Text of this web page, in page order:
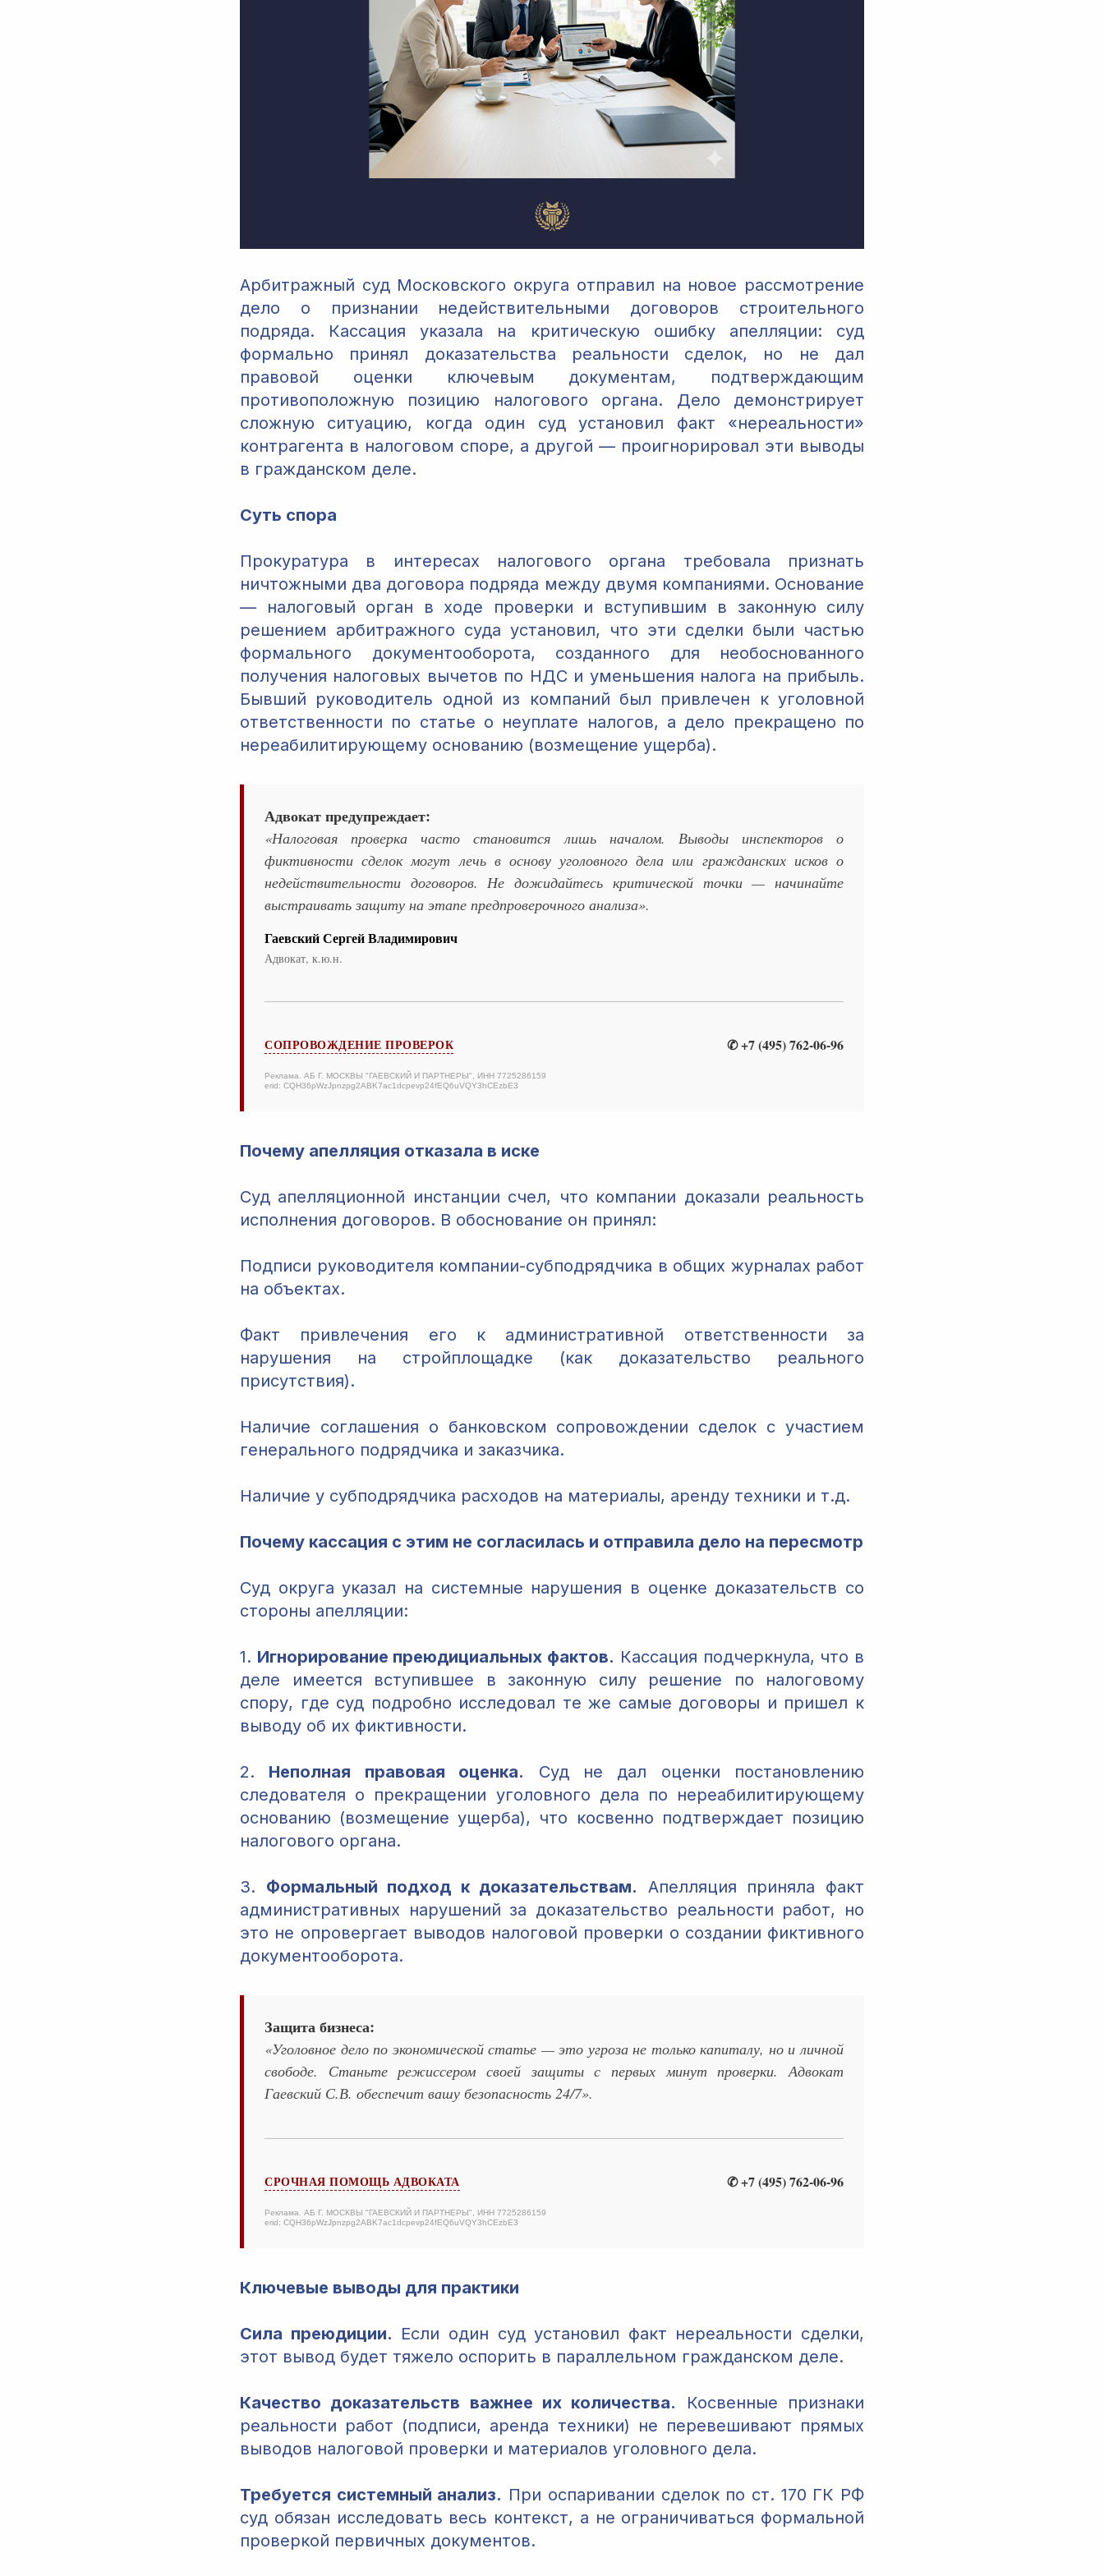
Арбитражный суд Московского округа отправил на новое рассмотрение
дело о признании недействительными договоров строительного
подряда. Кассация указала на критическую ошибку апелляции: суд
формально принял доказательства реальности сделок, но не дал
правовой оценки ключевым документам, подтверждающим
противоположную позицию налогового органа. Дело демонстрирует
сложную ситуацию, когда один суд установил факт «нереальности»
контрагента в налоговом споре, а другой — проигнорировал эти выводы
в гражданском деле.
Суть спора
Прокуратура в интересах налогового органа требовала признать
ничтожными два договора подряда между двумя компаниями. Основание
— налоговый орган в ходе проверки и вступившим в законную силу
решением арбитражного суда установил, что эти сделки были частью
формального документооборота, созданного для необоснованного
получения налоговых вычетов по НДС и уменьшения налога на прибыль.
Бывший руководитель одной из компаний был привлечен к уголовной
ответственности по статье о неуплате налогов, а дело прекращено по
нереабилитирующему основанию (возмещение ущерба).
Адвокат предупреждает:
«Налоговая проверка часто становится лишь началом. Выводы инспекторов о
фиктивности сделок могут лечь в основу уголовного дела или гражданских исков о
недействительности договоров. Не дожидайтесь критической точки — начинайте
выстраивать защиту на этапе предпроверочного анализа».
Гаевский Сергей Владимирович
Адвокат, к.ю.н.
СОПРОВОЖДЕНИЕ ПРОВЕРОК ✆ +7 (495) 762-06-96
Реклама. АБ Г. МОСКВЫ "ГАЕВСКИЙ И ПАРТНЕРЫ", ИНН 7725286159
erid: CQH36pWzJpnzpg2ABK7ac1dcpevp24fEQ6uVQY3hCEzbE3
Почему апелляция отказала в иске
Суд апелляционной инстанции счел, что компании доказали реальность
исполнения договоров. В обоснование он принял:
Подписи руководителя компании-субподрядчика в общих журналах работ
на объектах.
Факт привлечения его к административной ответственности за
нарушения на стройплощадке (как доказательство реального
присутствия).
Наличие соглашения о банковском сопровождении сделок с участием
генерального подрядчика и заказчика.
Наличие у субподрядчика расходов на материалы, аренду техники и т.д.
Почему кассация с этим не согласилась и отправила дело на пересмотр
Суд округа указал на системные нарушения в оценке доказательств со
стороны апелляции:
1. Игнорирование преюдициальных фактов. Кассация подчеркнула, что в
деле имеется вступившее в законную силу решение по налоговому
спору, где суд подробно исследовал те же самые договоры и пришел к
выводу об их фиктивности.
2. Неполная правовая оценка. Суд не дал оценки постановлению
следователя о прекращении уголовного дела по нереабилитирующему
основанию (возмещение ущерба), что косвенно подтверждает позицию
налогового органа.
3. Формальный подход к доказательствам. Апелляция приняла факт
административных нарушений за доказательство реальности работ, но
это не опровергает выводов налоговой проверки о создании фиктивного
документооборота.
Защита бизнеса:
«Уголовное дело по экономической статье — это угроза не только капиталу, но и личной
свободе. Станьте режиссером своей защиты с первых минут проверки. Адвокат
Гаевский С.В. обеспечит вашу безопасность 24/7».
СРОЧНАЯ ПОМОЩЬ АДВОКАТА ✆ +7 (495) 762-06-96
Реклама. АБ Г. МОСКВЫ "ГАЕВСКИЙ И ПАРТНЕРЫ", ИНН 7725286159
erid: CQH36pWzJpnzpg2ABK7ac1dcpevp24fEQ6uVQY3hCEzbE3
Ключевые выводы для практики
Сила преюдиции. Если один суд установил факт нереальности сделки,
этот вывод будет тяжело оспорить в параллельном гражданском деле.
Качество доказательств важнее их количества. Косвенные признаки
реальности работ (подписи, аренда техники) не перевешивают прямых
выводов налоговой проверки и материалов уголовного дела.
Требуется системный анализ. При оспаривании сделок по ст. 170 ГК РФ
суд обязан исследовать весь контекст, а не ограничиваться формальной
проверкой первичных документов.